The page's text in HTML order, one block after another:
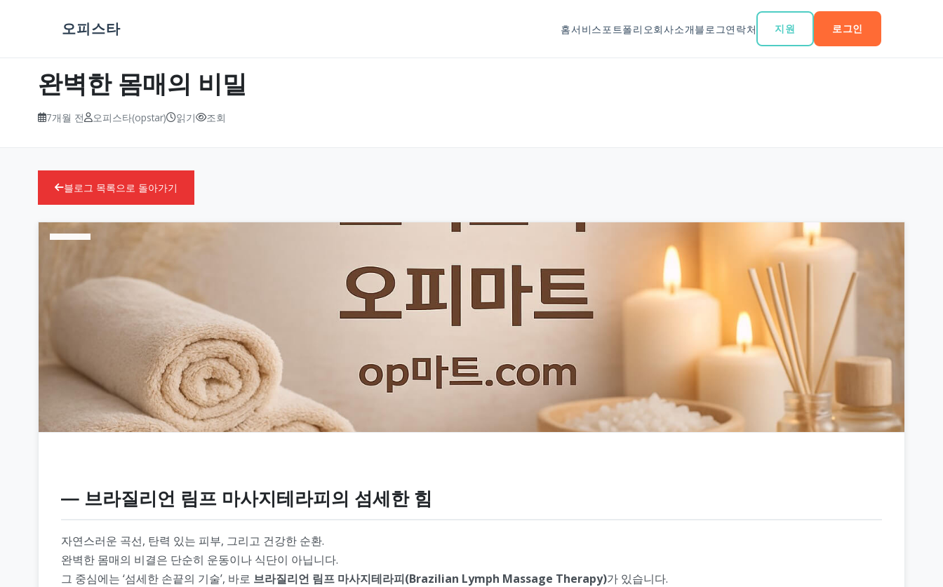
오피스타 홈서비스 포트폴리오회사소개블로그연락처 지원 로그인
완벽한 몸매의 비밀
7개월 전 오피스타(opstar) 읽기 조회
블로그 목록으로 돌아가기
― 브라질리언 림프 마사지테라피의 섬세한 힘
자연스러운 곡선, 탄력 있는 피부, 그리고 건강한 순환.
완벽한 몸매의 비결은 단순히 운동이나 식단이 아닙니다.
그 중심에는 ‘섬세한 손끝의 기술’, 바로 브라질리언 림프 마사지테라피(Brazilian Lymph Massage Therapy)가 있습니다.